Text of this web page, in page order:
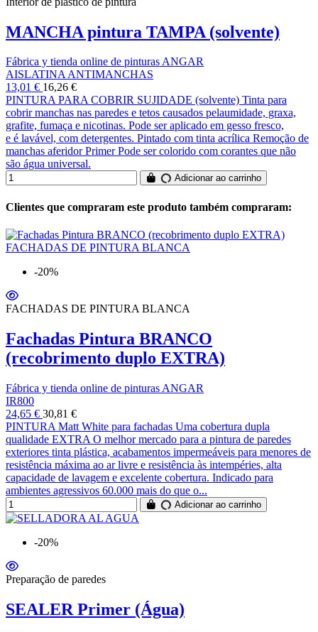
MANCHA pintura TAMPA (solvente)
Fábrica y tienda online de pinturas ANGAR
AISLATINA ANTIMANCHAS
13,01 € 16,26 €
PINTURA PARA COBRIR SUJIDADE (solvente) Tinta para
cobrir manchas nas paredes e tetos causados ​​pelaumidade, graxa,
grafite, fumaça e nicotinas. Pode ser aplicado em gesso fresco,
e é lavável, com detergentes. Pintado com tinta acrílica Remoção de
manchas aferidor Primer Pode ser colorido com corantes que não
são água universal.
Adicionar ao carrinho
Clientes que compraram este produto também compraram:
-20%
FACHADAS DE PINTURA BLANCA
Fachadas Pintura BRANCO
(recobrimento duplo EXTRA)
Fábrica y tienda online de pinturas ANGAR
IR800
24,65 € 30,81 €
PINTURA Matt White para fachadas Uma cobertura dupla
qualidade EXTRA O melhor mercado para a pintura de paredes
exteriores tinta plástica, acabamentos impermeáveis para menores de
resistência máxima ao ar livre e resistência às intempéries, alta
capacidade de lavagem e excelente cobertura. Indicado para
ambientes agressivos 60.000 mais do que o...
Adicionar ao carrinho
-20%
Preparação de paredes
SEALER Primer (Água)